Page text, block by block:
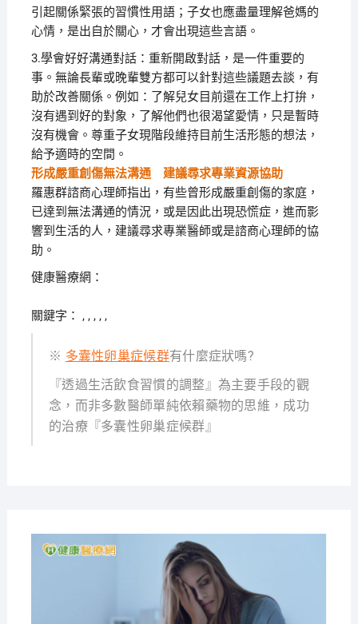
引起關係緊張的習慣性用語；子女也應盡量理解爸媽的
心情，是出自於關心，才會出現這些言語。
3.學會好好溝通對話：重新開啟對話，是一件重要的
事。無論長輩或晚輩雙方都可以針對這些議題去談，有
助於改善關係。例如：了解兒女目前還在工作上打拚，
沒有遇到好的對象，了解他們也很渴望愛情，只是暫時
沒有機會。尊重子女現階段維持目前生活形態的想法，
給予適時的空間。
形成嚴重創傷無法溝通 建議尋求專業資源協助
羅惠群諮商心理師指出，有些曾形成嚴重創傷的家庭，
已達到無法溝通的情況，或是因此出現恐慌症，進而影
響到生活的人，建議尋求專業醫師或是諮商心理師的協
助。
健康醫療網：
關鍵字： , , , , ,
※ 多囊性卵巢症候群有什麼症狀嗎?
『透過生活飲食習慣的調整』為主要手段的觀
念，而非多數醫師單純依賴藥物的思維，成功
的治療『多囊性卵巢症候群』